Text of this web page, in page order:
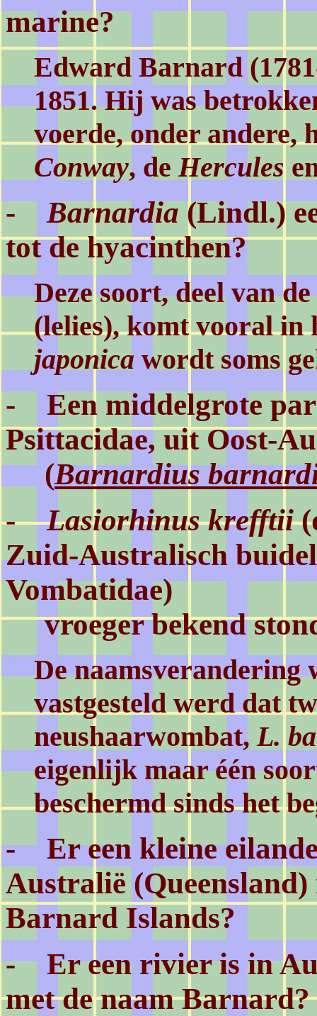
marine?
Edward Barnard
1851. Hij was
voerde, onder andere,
Conway, de Hercules
-Barnardia(Lindl.)
tot de hyacinthen?
Deze soort, deel van
(lelies), komt vooral
japonica wordt soms
- Een middelgrote
Psittacidae, uit Oost-
(Barnardius
-Lasiorhinus krefftii
Zuid-Australisch
Vombatidae)
vroeger bekend
De naamsverandering
vastgesteld werd dat
neushaarwombat, L.
eigenlijk maar één
beschermd sinds het
- Er een kleine
Australië
Barnard Islands?
- Er een rivier is in
met de naam Barnard?